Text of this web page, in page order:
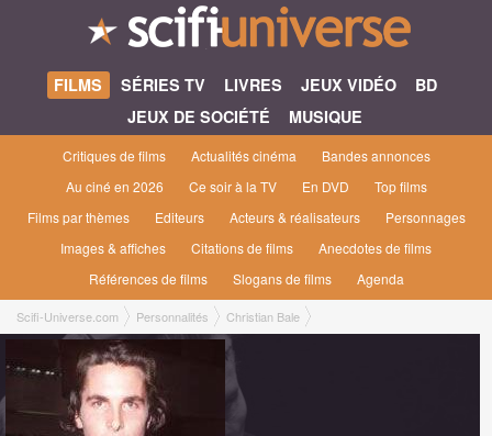
FILMS SÉRIES TV LIVRES JEUX VIDÉO
BD
JEUX DE SOCIÉTÉ
MUSIQUE
Critiques de films Actualités cinéma
Bandes annonces
Au ciné en 2026
Ce soir à la TV En DVD
Top films
Films par thèmes
Editeurs Acteurs & réalisateurs
Personnages
Images & affiches
Citations de films
Anecdotes de films
Références de films
Slogans de films Agenda
Scifi-Universe.com Personnalités Christian Bale